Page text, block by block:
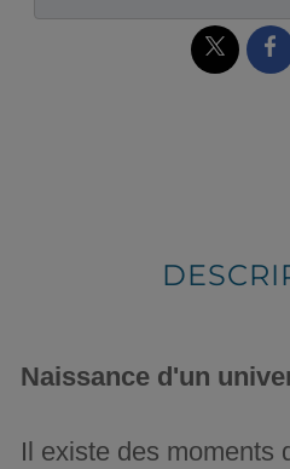
Naissance d'un
Il existe des moments